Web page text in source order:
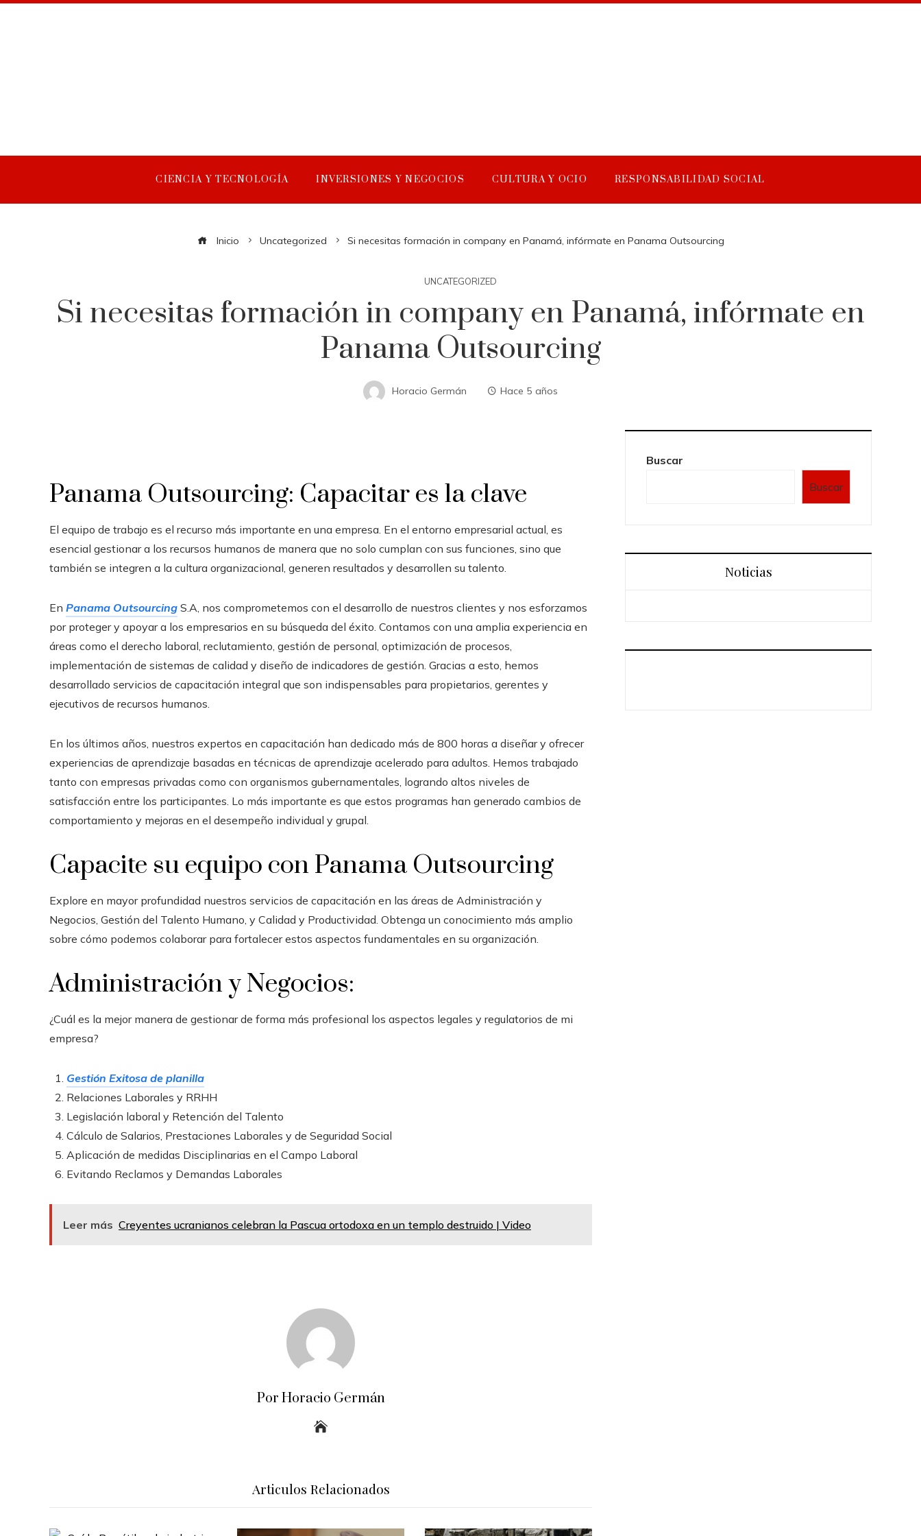
CIENCIA Y TECNOLOGÍA INVERSIONES Y NEGOCIOS CULTURA Y OCIO RESPONSABILIDAD SOCIAL
Inicio Uncategorized Si necesitas formación in company en Panamá, infórmate en Panama Outsourcing
UNCATEGORIZED
Si necesitas formación in company en Panamá, infórmate en
Panama Outsourcing
Horacio Germán Hace 5 años
Panama Outsourcing: Capacitar es la clave
El equipo de trabajo es el recurso más importante en una empresa. En el entorno empresarial actual, es
esencial gestionar a los recursos humanos de manera que no solo cumplan con sus funciones, sino que
también se integren a la cultura organizacional, generen resultados y desarrollen su talento.
En Panama Outsourcing S.A, nos comprometemos con el desarrollo de nuestros clientes y nos esforzamos
por proteger y apoyar a los empresarios en su búsqueda del éxito. Contamos con una amplia experiencia en
áreas como el derecho laboral, reclutamiento, gestión de personal, optimización de procesos,
implementación de sistemas de calidad y diseño de indicadores de gestión. Gracias a esto, hemos
desarrollado servicios de capacitación integral que son indispensables para propietarios, gerentes y
ejecutivos de recursos humanos.
En los últimos años, nuestros expertos en capacitación han dedicado más de 800 horas a diseñar y ofrecer
experiencias de aprendizaje basadas en técnicas de aprendizaje acelerado para adultos. Hemos trabajado
tanto con empresas privadas como con organismos gubernamentales, logrando altos niveles de
satisfacción entre los participantes. Lo más importante es que estos programas han generado cambios de
comportamiento y mejoras en el desempeño individual y grupal.
Capacite su equipo con Panama Outsourcing
Explore en mayor profundidad nuestros servicios de capacitación en las áreas de Administración y
Negocios, Gestión del Talento Humano, y Calidad y Productividad. Obtenga un conocimiento más amplio
sobre cómo podemos colaborar para fortalecer estos aspectos fundamentales en su organización.
Administración y Negocios:
¿Cuál es la mejor manera de gestionar de forma más profesional los aspectos legales y regulatorios de mi
empresa?
Gestión Exitosa de planilla
Relaciones Laborales y RRHH
Legislación laboral y Retención del Talento
Cálculo de Salarios, Prestaciones Laborales y de Seguridad Social
Aplicación de medidas Disciplinarias en el Campo Laboral
Evitando Reclamos y Demandas Laborales
Leer más Creyentes ucranianos celebran la Pascua ortodoxa en un templo destruido | Video
Por Horacio Germán
Articulos Relacionados
Buscar
Buscar
Noticias